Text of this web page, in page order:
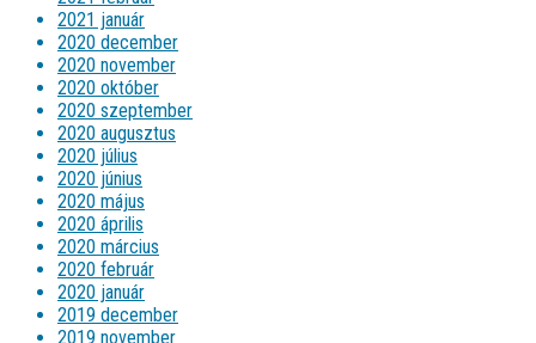
2021 január
2020 december
2020 november
2020 október
2020 szeptember
2020 augusztus
2020 július
2020 június
2020 május
2020 április
2020 március
2020 február
2020 január
2019 december
2019 november